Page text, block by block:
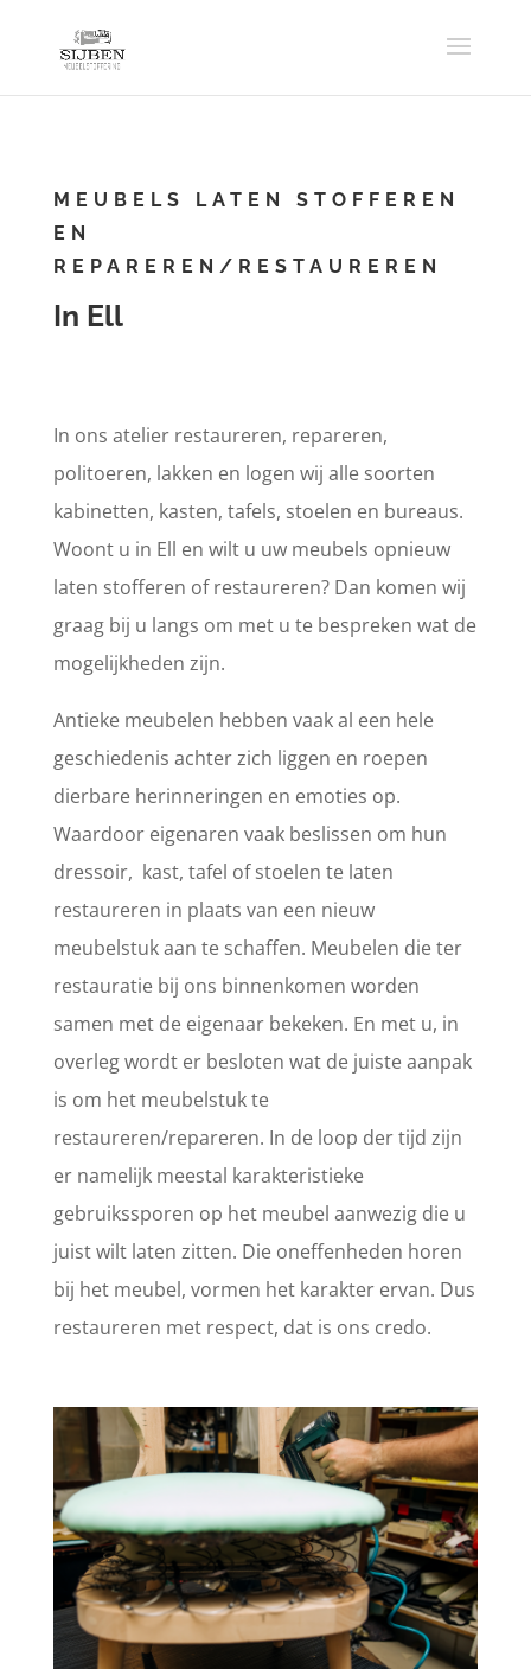
MEUBELS LATEN STOFFEREN
EN
REPAREREN/RESTAUREREN
In Ell
In ons atelier restaureren, repareren,
politoeren, lakken en logen wij alle soorten
kabinetten, kasten, tafels, stoelen en bureaus.
Woont u in Ell en wilt u uw meubels opnieuw
laten stofferen of restaureren? Dan komen wij
graag bij u langs om met u te bespreken wat de
mogelijkheden zijn.
Antieke meubelen hebben vaak al een hele
geschiedenis achter zich liggen en roepen
dierbare herinneringen en emoties op.
Waardoor eigenaren vaak beslissen om hun
dressoir, kast, tafel of stoelen te laten
restaureren in plaats van een nieuw
meubelstuk aan te schaffen. Meubelen die ter
restauratie bij ons binnenkomen worden
samen met de eigenaar bekeken. En met u, in
overleg wordt er besloten wat de juiste aanpak
is om het meubelstuk te
restaureren/repareren. In de loop der tijd zijn
er namelijk meestal karakteristieke
gebruikssporen op het meubel aanwezig die u
juist wilt laten zitten. Die oneffenheden horen
bij het meubel, vormen het karakter ervan. Dus
restaureren met respect, dat is ons credo.